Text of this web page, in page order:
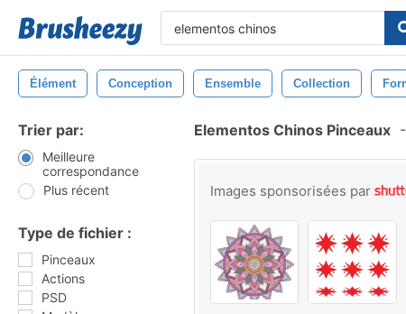
Élément Conception Ensemble Collection
Trier par:
Meilleure
correspondance
Plus récent
Type de fichier :
Pinceaux
Actions
PSD
Elementos Chinos Pinceaux -
Images sponsorisées par